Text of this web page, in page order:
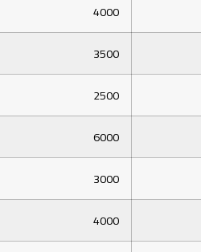
4000
3500
2500
6000
3000
4000